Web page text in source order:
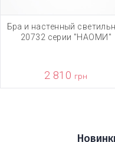
Бра и настенный
20732 серии "НАОМИ"
2 810 грн